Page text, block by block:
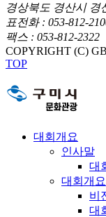
경상북도 경산시 경
표전화 : 053-812-
팩스 : 053-812-2322
COPYRIGHT (C)
TOP
대회개요
인사말
대
대회개
비
대